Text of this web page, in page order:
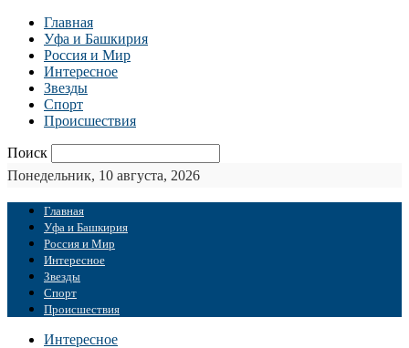
Главная
Уфа и Башкирия
Россия и Мир
Интересное
Звезды
Спорт
Происшествия
Поиск
Понедельник, 10 августа, 2026
Главная
Уфа и Башкирия
Россия и Мир
Интересное
Звезды
Спорт
Происшествия
Интересное